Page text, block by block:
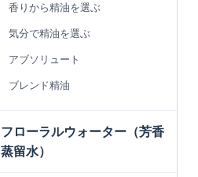
香りから精油を選ぶ
気分で精油を選ぶ
アブソリュート
ブレンド精油
フローラルウォーター（芳香
蒸留水）